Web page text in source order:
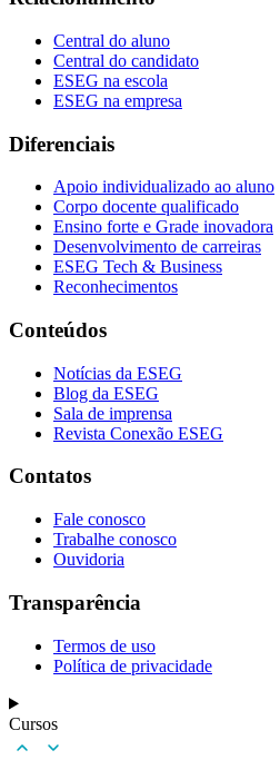
Central do aluno
Central do candidato
ESEG na escola
ESEG na empresa
Diferenciais
Apoio individualizado ao aluno
Corpo docente qualificado
Ensino forte e Grade inovadora
Desenvolvimento de carreiras
ESEG Tech & Business
Reconhecimentos
Conteúdos
Notícias da ESEG
Blog da ESEG
Sala de imprensa
Revista Conexão ESEG
Contatos
Fale conosco
Trabalhe conosco
Ouvidoria
Transparência
Termos de uso
Política de privacidade
Cursos